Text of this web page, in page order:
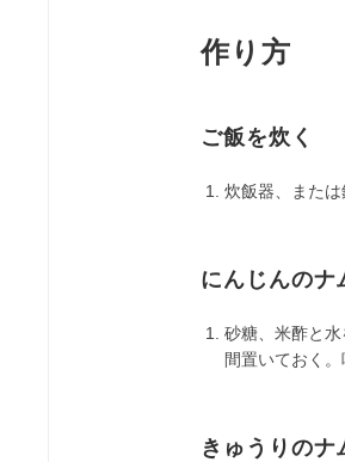
作り方
ご飯を炊く
炊飯器、または
にんじんのナ
砂糖、米酢と
間置いておく
きゅうりのナ